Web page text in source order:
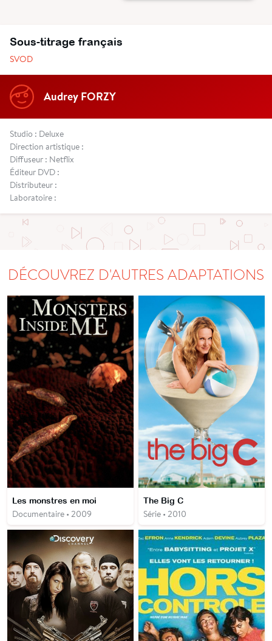
Sous-titrage français
SVOD
Audrey FORZY
Studio : Deluxe
Direction artistique :
Diffuseur : Netflix
Éditeur DVD :
Distributeur :
Laboratoire :
DÉCOUVREZ D'AUTRES ADAPTATIONS
Les monstres en moi
Documentaire • 2009
The Big C
Série • 2010